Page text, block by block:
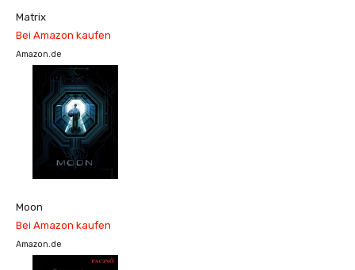
Matrix
Bei Amazon kaufen
Amazon.de
Moon
Bei Amazon kaufen
Amazon.de